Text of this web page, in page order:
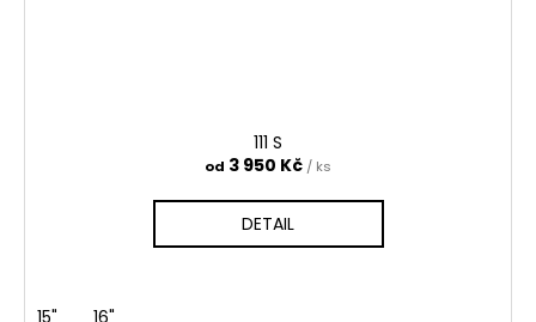
111 S
od 3 950 Kč / ks
DETAIL
15" 16"